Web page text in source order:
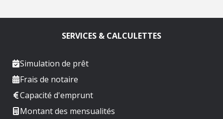
SERVICES & CALCULETTES
Simulation de prêt
Frais de notaire
Capacité d'emprunt
Montant des mensualités